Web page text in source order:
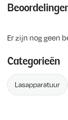
Er zijn nog geen
Categorieën
Lasapparatuur